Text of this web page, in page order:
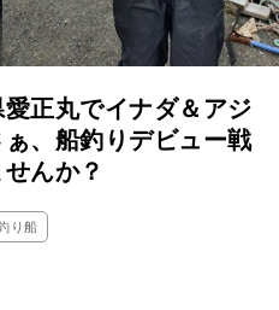
愛正丸でイナダ＆アジ
、船釣りデビュー戦
んか？
り船